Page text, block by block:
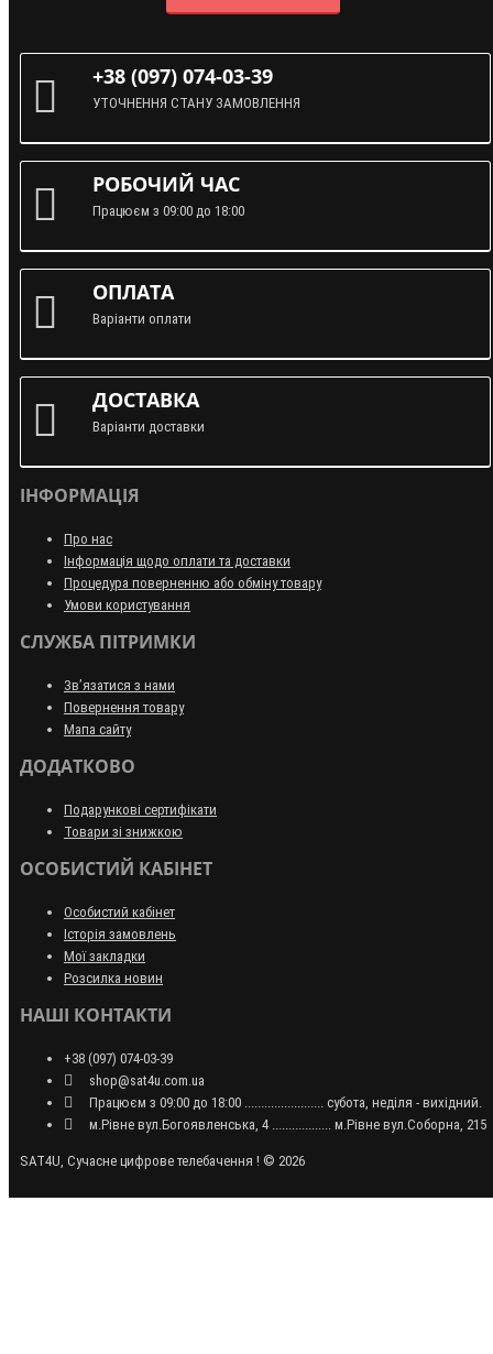
+38 (097) 074-03-39
УТОЧНЕННЯ СТАНУ ЗАМОВЛЕННЯ
РОБОЧИЙ ЧАС
Працюєм з 09:00 до 18:00
ОПЛАТА
Варіанти оплати
ДОСТАВКА
Варіанти доставки
ІНФОРМАЦІЯ
Про нас
Інформація щодо оплати та доставки
Процедура поверненню або обміну товару
Умови користування
СЛУЖБА ПІТРИМКИ
Зв’язатися з нами
Повернення товару
Мапа сайту
ДОДАТКОВО
Подарункові сертифікати
Товари зі знижкою
ОСОБИСТИЙ КАБІНЕТ
Особистий кабінет
Історія замовлень
Мої закладки
Розсилка новин
НАШІ КОНТАКТИ
+38 (097) 074-03-39
shop@sat4u.com.ua
Працюєм з 09:00 до 18:00 ........................ субота, неділя - вихідний.
м.Рівне вул.Богоявленська, 4 .................. м.Рівне вул.Соборна, 215
SAT4U, Сучасне цифрове телебачення ! © 2026